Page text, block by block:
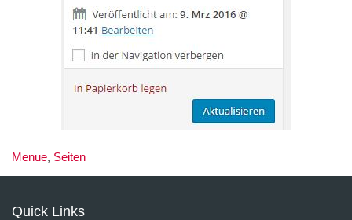
Menue, Seiten
Quick Links